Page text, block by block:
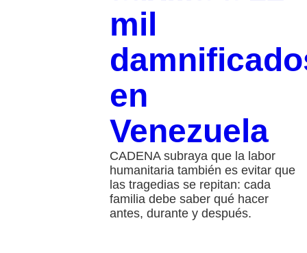
mil
en
Venezuela
CADENA subraya que la labor
humanitaria también es evitar que
las tragedias se repitan: cada
familia debe saber qué hacer
antes, durante y después.